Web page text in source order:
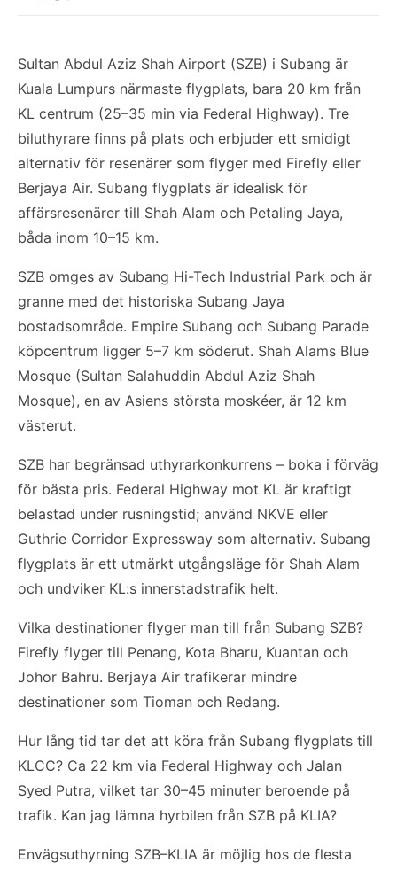
Sultan Abdul Aziz Shah Airport (SZB) i Subang är
Kuala Lumpurs närmaste flygplats, bara 20 km från
KL centrum (25–35 min via Federal Highway). Tre
biluthyrare finns på plats och erbjuder ett smidigt
alternativ för resenärer som flyger med Firefly eller
Berjaya Air. Subang flygplats är idealisk för
affärsresenärer till Shah Alam och Petaling Jaya,
båda inom 10–15 km.
SZB omges av Subang Hi-Tech Industrial Park och är
granne med det historiska Subang Jaya
bostadsområde. Empire Subang och Subang Parade
köpcentrum ligger 5–7 km söderut. Shah Alams Blue
Mosque (Sultan Salahuddin Abdul Aziz Shah
Mosque), en av Asiens största moskéer, är 12 km
västerut.
SZB har begränsad uthyrarkonkurrens – boka i förväg
för bästa pris. Federal Highway mot KL är kraftigt
belastad under rusningstid; använd NKVE eller
Guthrie Corridor Expressway som alternativ. Subang
flygplats är ett utmärkt utgångsläge för Shah Alam
och undviker KL:s innerstadstrafik helt.
Vilka destinationer flyger man till från Subang SZB?
Firefly flyger till Penang, Kota Bharu, Kuantan och
Johor Bahru. Berjaya Air trafikerar mindre
destinationer som Tioman och Redang.
Hur lång tid tar det att köra från Subang flygplats till
KLCC? Ca 22 km via Federal Highway och Jalan
Syed Putra, vilket tar 30–45 minuter beroende på
trafik. Kan jag lämna hyrbilen från SZB på KLIA?
Envägsuthyrning SZB–KLIA är möjlig hos de flesta